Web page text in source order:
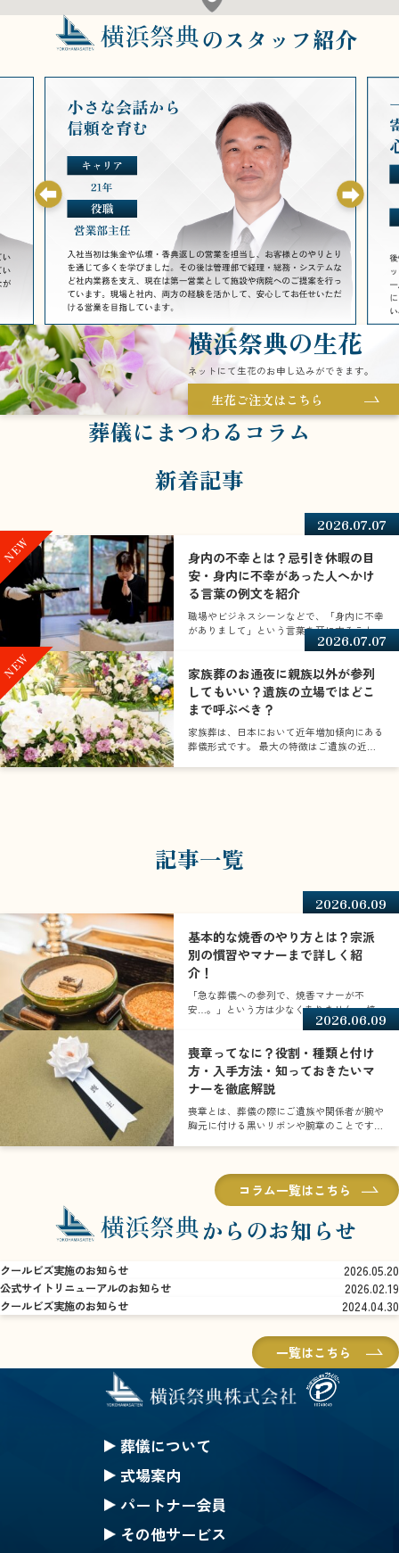
のスタッフ紹介
横浜祭典の生花
ネットにて生花のお申し込みができます。
生花ご注文はこちら
葬儀にまつわるコラム
新着記事
2026.07.07
身内の不幸とは？忌引き休暇の目
安・身内に不幸があった人へかけ
る言葉の例文を紹介
職場やビジネスシーンなどで、「身内に不幸
がありまして」という言葉を耳にすることが
2026.07.07
家族葬のお通夜に親族以外が参列
してもいい？遺族の立場ではどこ
まで呼ぶべき？
家族葬は、日本において近年増加傾向にある
葬儀形式です。 最大の特徴はご遺族の近親
記事一覧
2026.06.09
基本的な焼香のやり方とは？宗派
別の慣習やマナーまで詳しく紹
介！
「急な葬儀への参列で、焼香マナーが不
安…。」という方は少なくありません。 焼
2026.06.09
喪章ってなに？役割・種類と付け
方・入手方法・知っておきたいマ
ナーを徹底解説
喪章とは、葬儀の際にご遺族や関係者が腕や
胸元に付ける黒いリボンや腕章のことです。
コラム一覧はこちら
からのお知らせ
クールビズ実施のお知らせ 2026.05.20
公式サイトリニューアルのお知らせ 2026.02.19
クールビズ実施のお知らせ 2024.04.30
一覧はこちら
葬儀について
セレモニークレジット
一般葬
家族葬
式場案内
セレモニーホール神奈川
ハートステージ都筑
パートナー会員
無料会員の特典
その他サービス